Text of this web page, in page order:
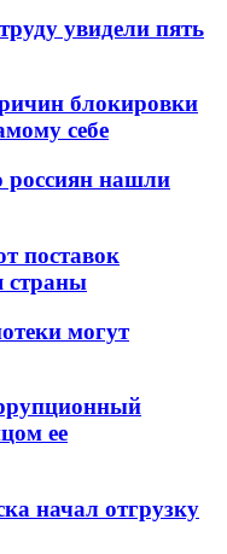
увидели пять
блокировки
себе
россиян нашли
поставок
страны
могут
ее
начал отгрузку